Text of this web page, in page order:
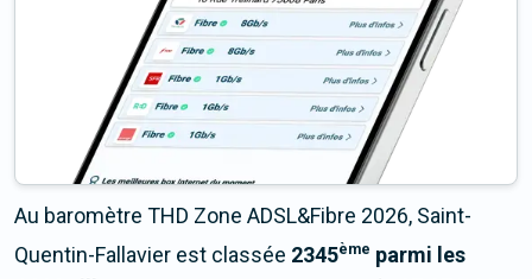
Au baromètre THD Zone ADSL&Fibre 2026, Saint-
Quentin-Fallavier est classée 2345ème parmi les